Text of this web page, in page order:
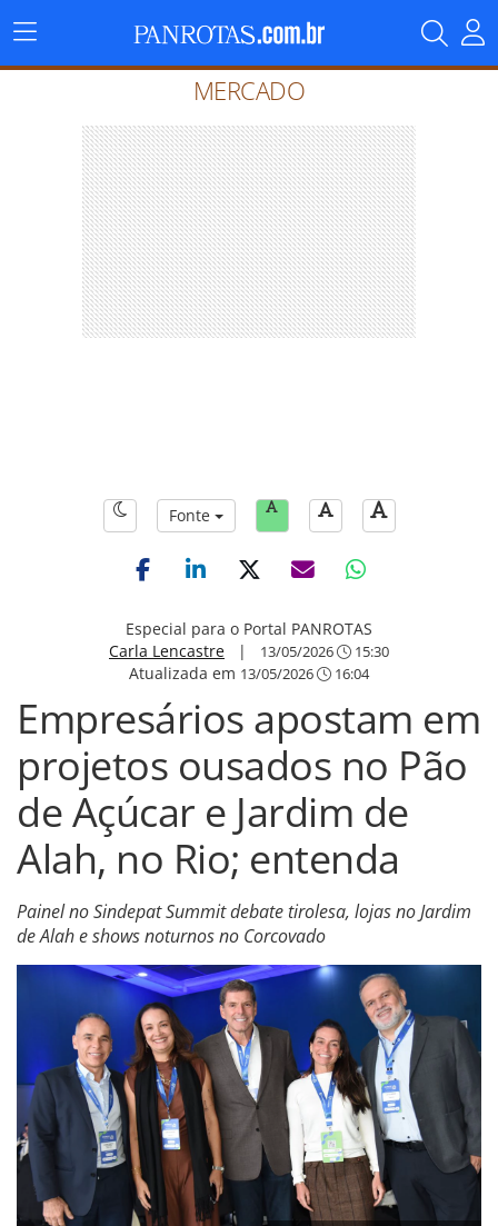
Menu
Principal
MERCADO
Fonte
Especial para o Portal PANROTAS
Carla Lencastre | 13/05/2026 15:30
Atualizada em 13/05/2026 16:04
Empresários apostam em
projetos ousados no Pão
de Açúcar e Jardim de
Alah, no Rio; entenda
Painel no Sindepat Summit debate tirolesa, lojas no Jardim
de Alah e shows noturnos no Corcovado